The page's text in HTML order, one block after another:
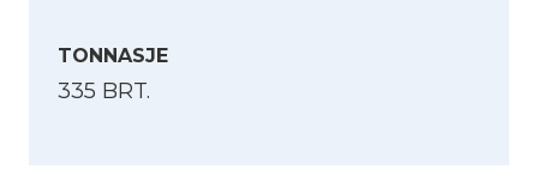
TONNASJE
335 BRT.